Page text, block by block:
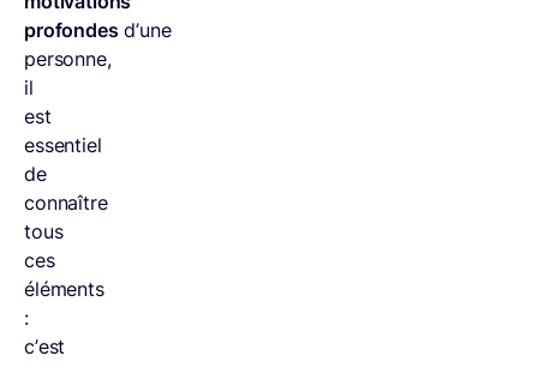
profondesd’une
personne,
il
est
essentiel
de
connaître
tous
ces
éléments
:
c’est